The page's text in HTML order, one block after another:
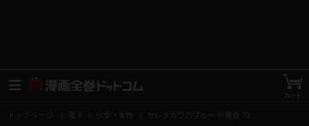
トップページ 少女・女性 サレタガワのブルー 分冊版 72